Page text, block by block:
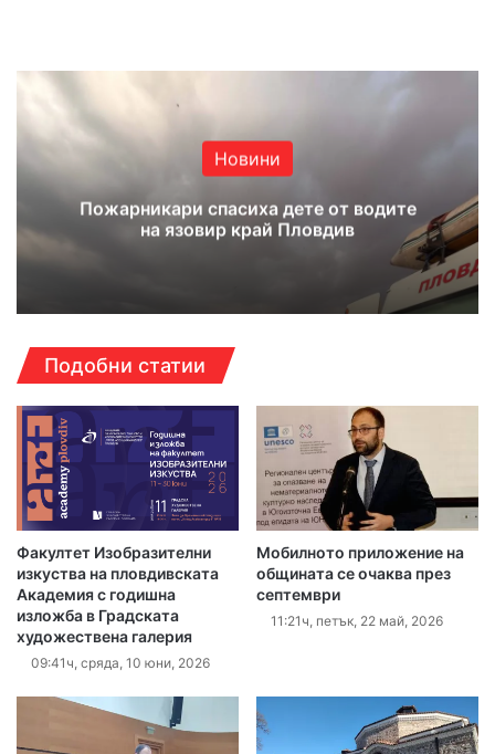
Новини
Пожарникари спасиха дете от водите
на язовир край Пловдив
Подобни статии
Факултет Изобразителни
изкуства на пловдивската
Академия с годишна
изложба в Градската
художествена галерия
09:41ч, сряда, 10 юни, 2026
Мобилното приложение на
общината се очаква през
септември
11:21ч, петък, 22 май, 2026